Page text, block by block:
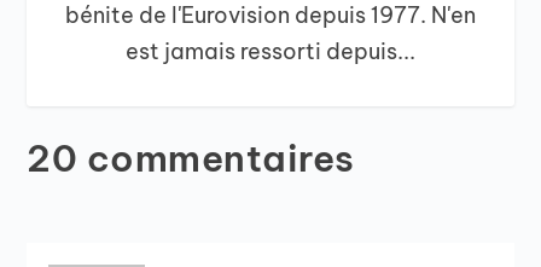
bénite de l'Eurovision depuis 1977. N'en
est jamais ressorti depuis...
20 commentaires